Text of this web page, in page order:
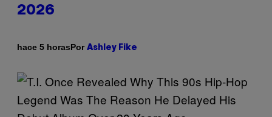
2026
hace 5 horasPor Ashley Fike